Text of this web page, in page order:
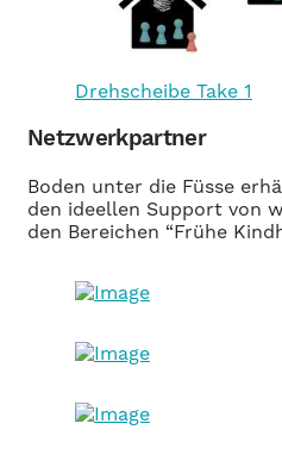
Drehscheibe Take 1
Netzwerkpartner
Boden unter die Füsse
den ideellen Support von
den Bereichen “Frühe